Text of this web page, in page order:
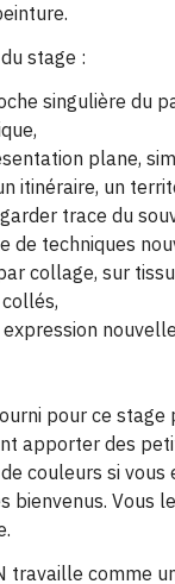
stage :
singulière du
plane,
itinéraire, un
trace du
de techniques
collage, sur
pour ce stage
apporter des
couleurs si vous
bienvenus. Vous
travaille comme